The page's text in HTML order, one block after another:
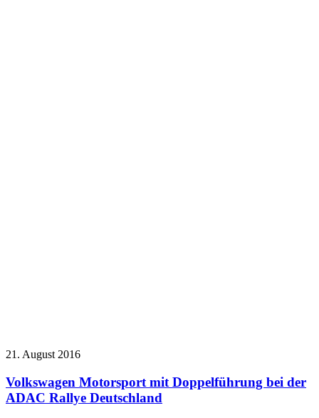
21. August 2016
Volkswagen Motorsport mit Doppelführung bei der
ADAC Rallye Deutschland